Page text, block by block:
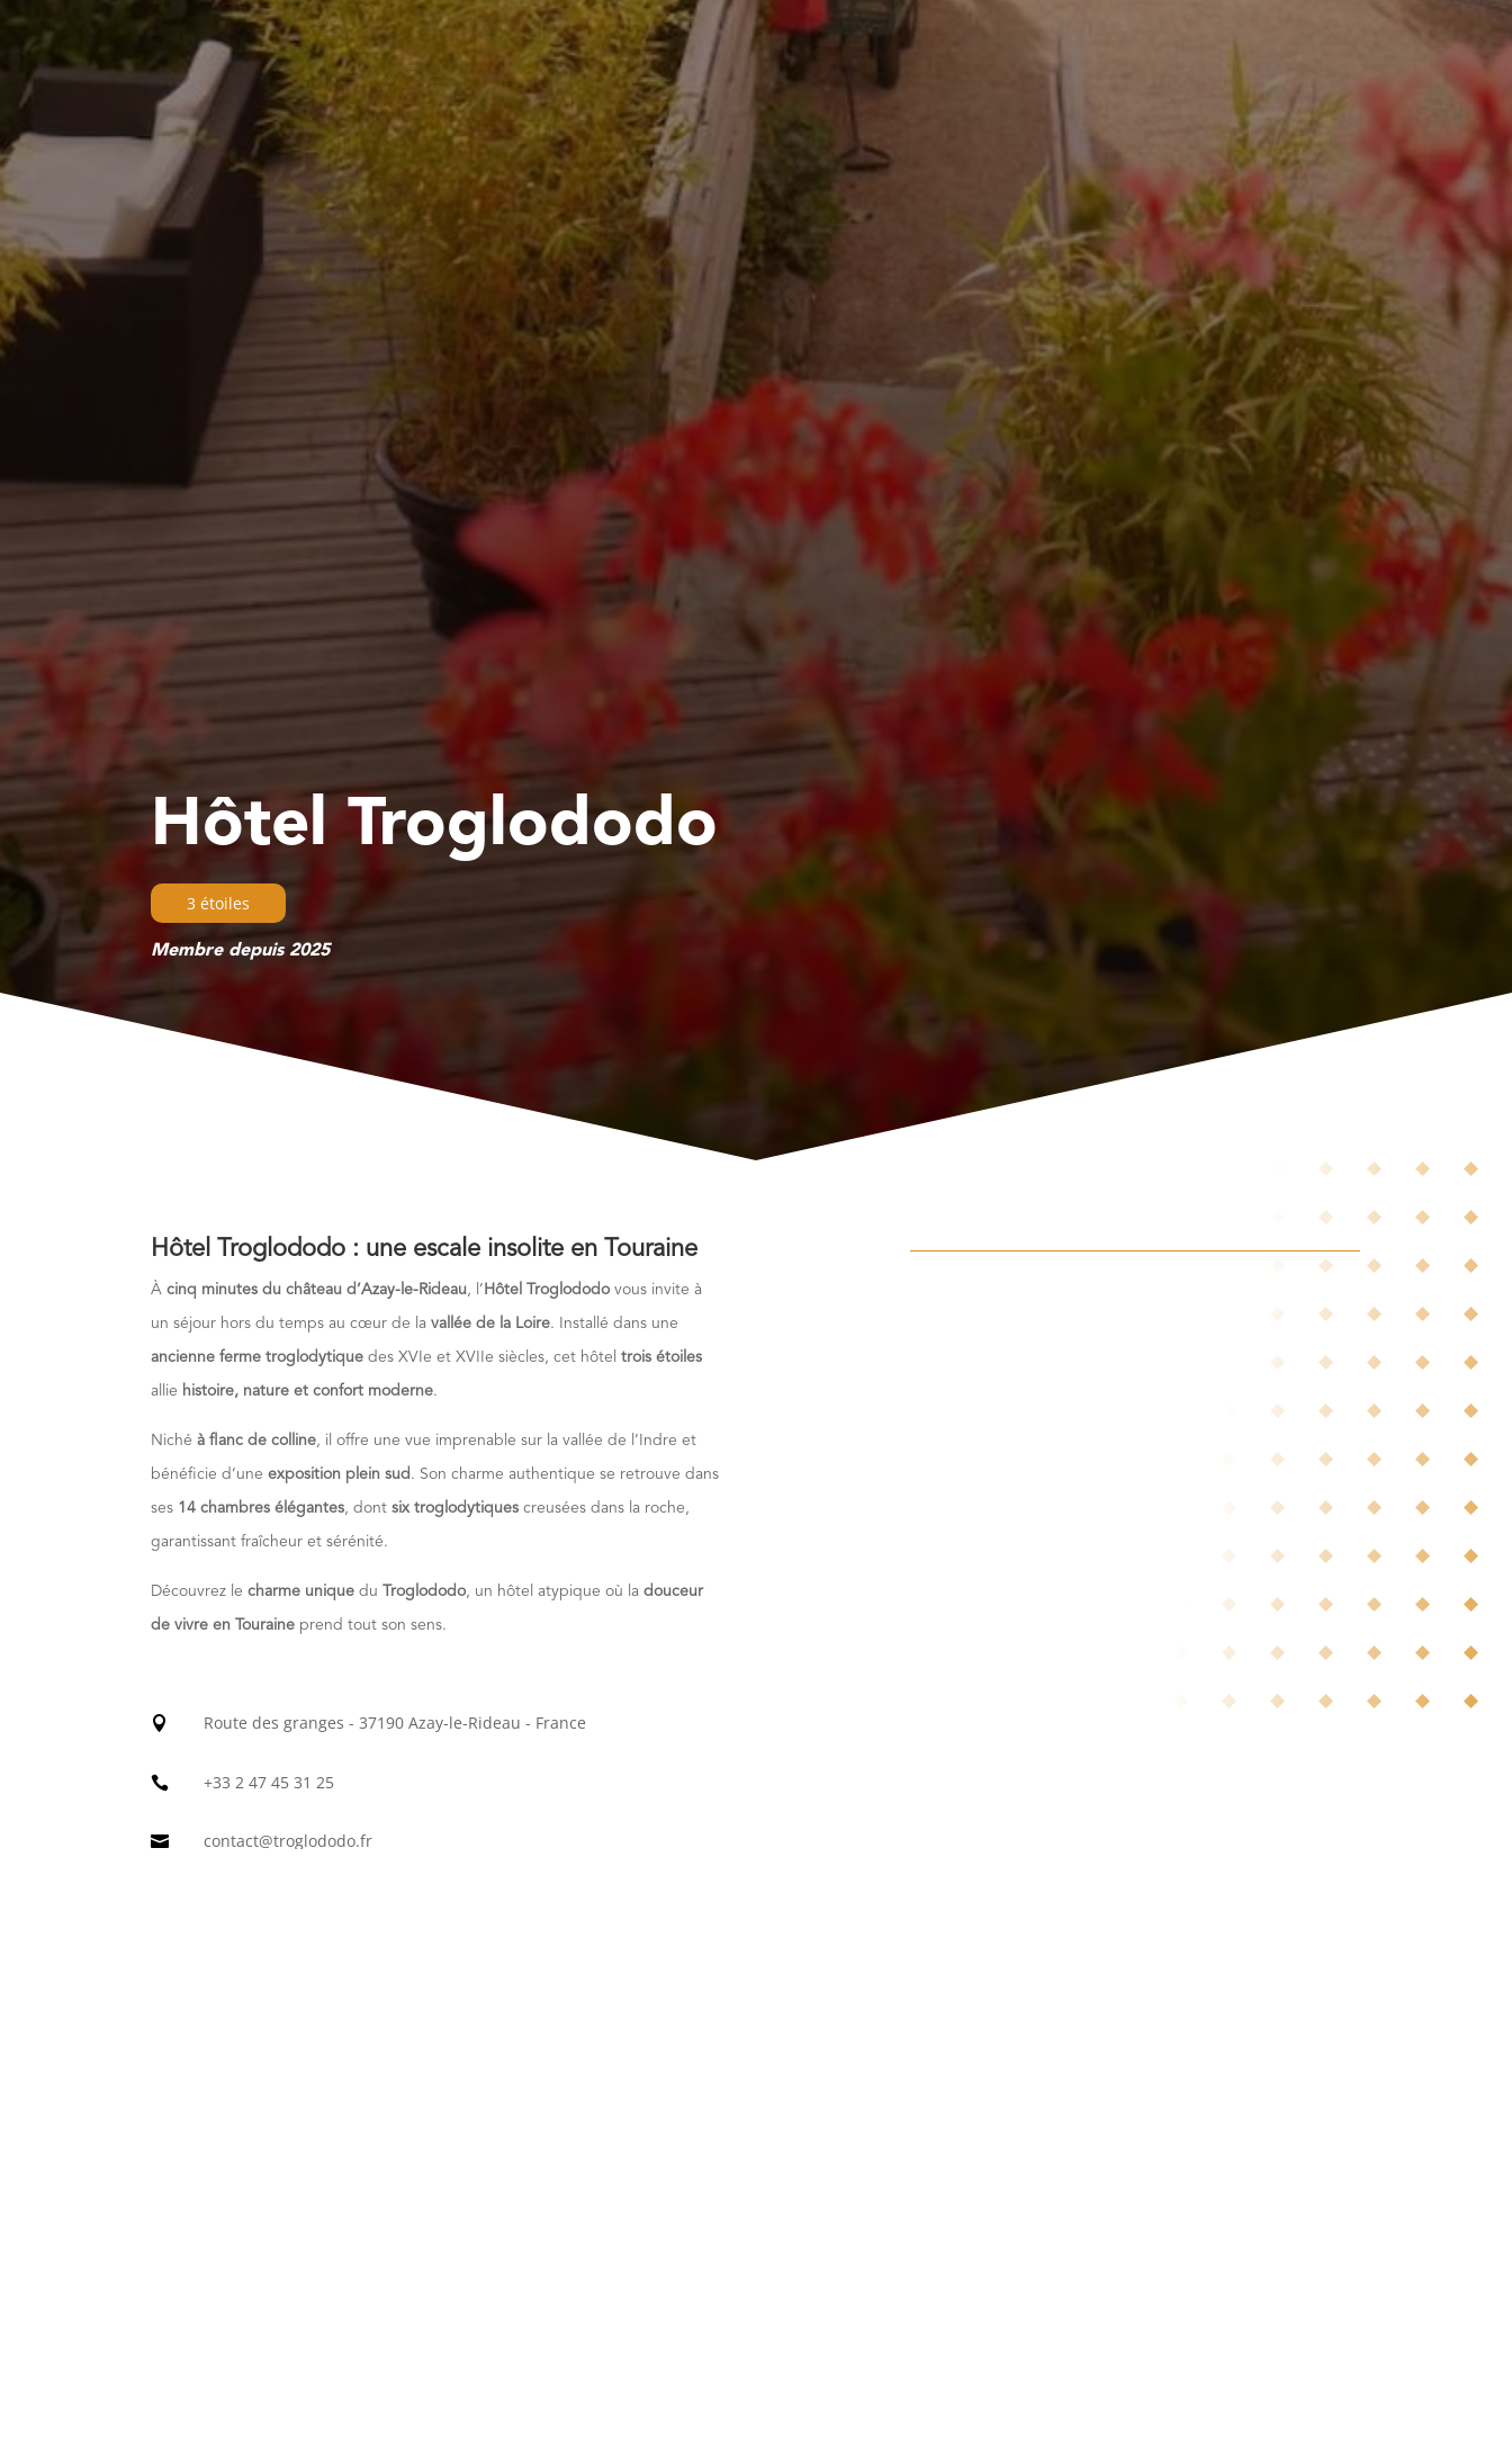
Hôtel Troglododo
3 étoiles
Membre depuis 2025
Hôtel Troglododo : une escale insolite en Touraine
Àcinq minutes du château d’Azay-le-Rideau, l’ Hôtel Troglododo vous invite à
un séjour hors du temps au cœur de lavallée de la Loire. Installé dans une
ancienne ferme troglodytique des XVIe et XVIIe siècles, cet hôteltrois étoiles
allie histoire, nature et confort moderne.
Nichéà flanc de colline, il offre une vue imprenable sur la vallée de l’Indre et
bénéficie d’uneexposition plein sud . Son charme authentique se retrouve dans
ses 14 chambres élégantes, dontsix troglodytiques creusées dans la roche,
garantissant fraîcheur et sérénité.
Découvrez lecharme unique du Troglododo, un hôtel atypique où ladouceur
de vivre en Touraine prend tout son sens.
 Route des granges - 37190 Azay-le-Rideau - France
 +33 2 47 45 31 25
 contact@troglododo.fr